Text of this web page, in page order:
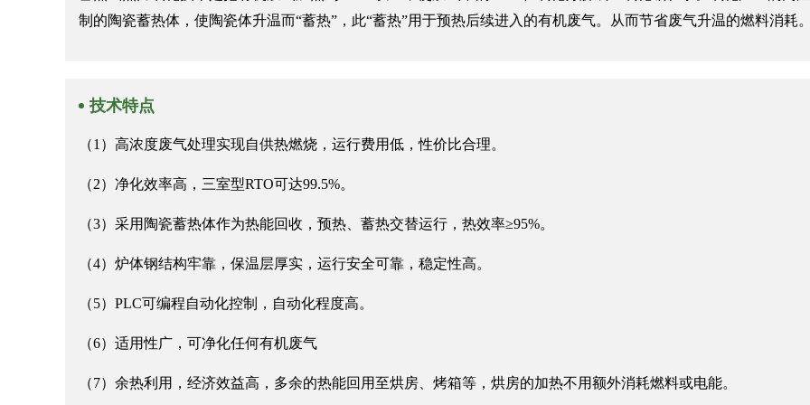
制的陶瓷蓄热体，使陶瓷体升温而“蓄热”，此“蓄热”用于预热后续进入的有机废气。从而节省废气升温的燃料消耗。
技术特点
（1）高浓度废气处理实现自供热燃烧，运行费用低，性价比合理。
（2）净化效率高，三室型RTO可达99.5%。
（3）采用陶瓷蓄热体作为热能回收，预热、蓄热交替运行，热效率≥95%。
（4）炉体钢结构牢靠，保温层厚实，运行安全可靠，稳定性高。
（5）PLC可编程自动化控制，自动化程度高。
（6）适用性广，可净化任何有机废气
（7）余热利用，经济效益高，多余的热能回用至烘房、烤箱等，烘房的加热不用额外消耗燃料或电能。